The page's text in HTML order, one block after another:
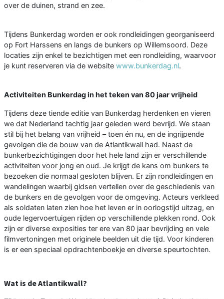
over de duinen, strand en zee.
Tijdens Bunkerdag worden er ook rondleidingen georganiseerd
op Fort Harssens en langs de bunkers op Willemsoord. Deze
locaties zijn enkel te bezichtigen met een rondleiding, waarvoor
je kunt reserveren via de website www.bunkerdag.nl.
Activiteiten Bunkerdag in het teken van 80 jaar vrijheid
Tijdens deze tiende editie van Bunkerdag herdenken en vieren
we dat Nederland tachtig jaar geleden werd bevrijd. We staan
stil bij het belang van vrijheid – toen én nu, en de ingrijpende
gevolgen die de bouw van de Atlantikwall had. Naast de
bunkerbezichtigingen door het hele land zijn er verschillende
activiteiten voor jong en oud. Je krijgt de kans om bunkers te
bezoeken die normaal gesloten blijven. Er zijn rondleidingen en
wandelingen waarbij gidsen vertellen over de geschiedenis van
de bunkers en de gevolgen voor de omgeving. Acteurs verkleed
als soldaten laten zien hoe het leven er in oorlogstijd uitzag, en
oude legervoertuigen rijden op verschillende plekken rond. Ook
zijn er diverse exposities ter ere van 80 jaar bevrijding en vele
filmvertoningen met originele beelden uit die tijd. Voor kinderen
is er een speciaal opdrachtenboekje en diverse speurtochten.
Wat is de Atlantikwall?